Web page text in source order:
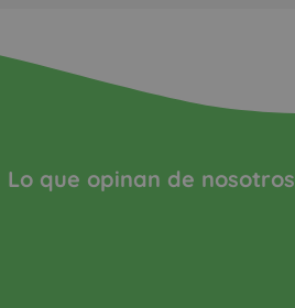
Lo que opinan de nosotros